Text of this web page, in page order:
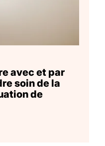
avec et par
soin de la
de